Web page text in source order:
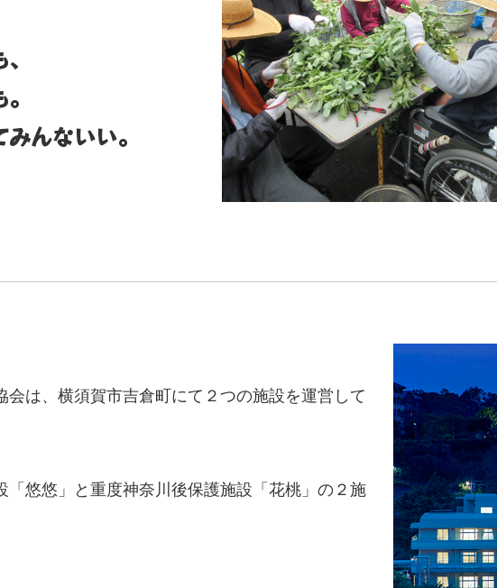
んないい。
会は、横須賀市吉倉町にて２つの施設を運営して
「悠悠」と重度神奈川後保護施設「花桃」の２施